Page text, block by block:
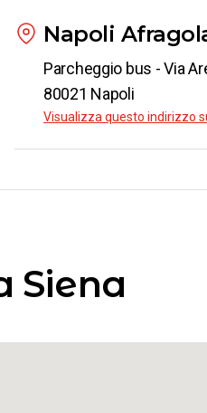
Napoli
Parcheggio bus - Via
80021 Napoli
Visualizza questo indirizzo
Siena